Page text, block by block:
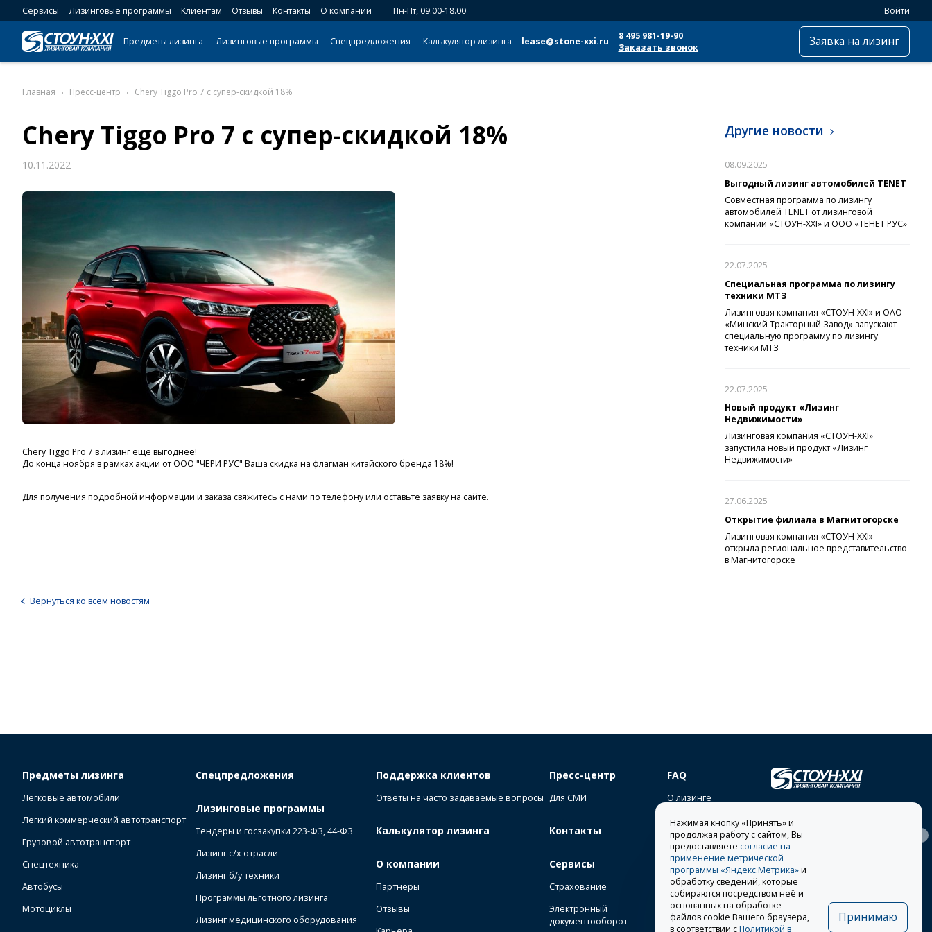
Сервисы Лизинговые программы Клиентам Отзывы Контакты О компании Пн-Пт, 09.00-18.00 Войти
Предметы лизинга Лизинговые программы Спецпредложения Калькулятор лизинга lease@stone-xxi.ru
8 495 981-19-90
Заказать звонок
Заявка на лизинг
Главная Пресс-центр Chery Tiggo Pro 7 с супер-скидкой 18%
Chery Tiggo Pro 7 с супер-скидкой 18%
10.11.2022
Chery Tiggo Pro 7 в лизинг еще выгоднее!
До конца ноября в рамках акции от ООО "ЧЕРИ РУС" Ваша скидка на флагман китайского бренда 18%!
Для получения подробной информации и заказа свяжитесь с нами по телефону или оставьте заявку на сайте.
Другие новости
08.09.2025
Выгодный лизинг автомобилей TENET
Совместная программа по лизингу
автомобилей TENET от лизинговой
компании «СТОУН-XXI» и ООО «ТЕНЕТ РУС»
22.07.2025
Специальная программа по лизингу
техники МТЗ
Лизинговая компания «СТОУН-XXI» и ОАО
«Минский Тракторный Завод» запускают
специальную программу по лизингу
техники МТЗ
22.07.2025
Новый продукт «Лизинг
Недвижимости»
Лизинговая компания «СТОУН-XXI»
запустила новый продукт «Лизинг
Недвижимости»
27.06.2025
Открытие филиала в Магнитогорске
Лизинговая компания «СТОУН-XXI»
открыла региональное представительство
в Магнитогорске
Вернуться ко всем новостям
Предметы лизинга
Легковые автомобили
Легкий коммерческий автотранспорт
Грузовой автотранспорт
Спецтехника
Автобусы
Мотоциклы
Спецпредложения
Лизинговые программы
Тендеры и госзакупки 223-ФЗ, 44-ФЗ
Лизинг с/х отрасли
Лизинг б/у техники
Программы льготного лизинга
Лизинг медицинского оборудования
Поддержка клиентов
Ответы на часто задаваемые вопросы
Калькулятор лизинга
О компании
Партнеры
Отзывы
Пресс-центр
Для СМИ
Контакты
Сервисы
Страхование
Электронный
документооборот
FAQ
О лизинге
Раскрытие
информации
394026, г.Воронеж,
Московский пр-т, д. 7е, оф.
Другие представительства
8 495 981-19-90
Нажимая кнопку «Принять» и
продолжая работу с сайтом, Вы
предоставляете согласие на
применение метрической
программы «Яндекс.Метрика»и
обработку сведений, которые
собираются посредством неё и
основанных на обработке
файлов cookie Вашего браузера,
в соответствии сПолитикой в
Принимаю